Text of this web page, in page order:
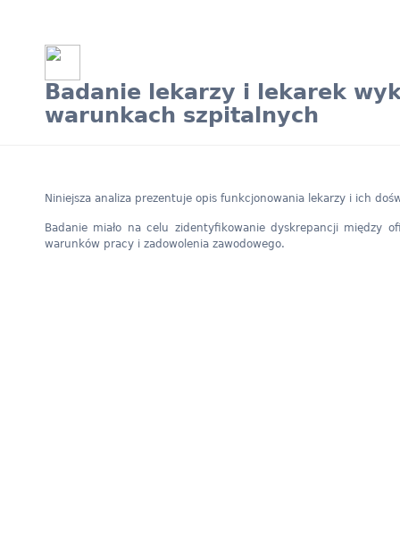
Badanie lekarzy i lekarek
warunkach szpitalnych
Niniejsza analiza prezentuje opis funkcjonowania lekarzy i ich
Badanie miało na celu zidentyfikowanie dyskrepancji między
warunków pracy i zadowolenia zawodowego.